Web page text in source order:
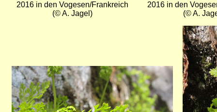
2016 in den Vogesen/Frankreich
(© A. Jagel)
2016 in den
(© A.
Bild
Bild